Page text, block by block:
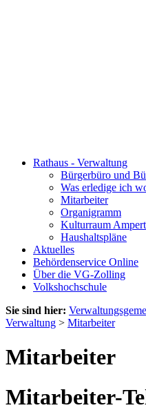
Rathaus - Verwaltung
Bürgerbüro und
Was erledige ich
Mitarbeiter
Organigramm
Kulturraum
Haushaltspläne
Aktuelles
Behördenservice Online
Über die VG-Zolling
Volkshochschule
Sie sind hier:
Verwaltung > Mitarbeiter
Mitarbeiter
Mitarbeiter-